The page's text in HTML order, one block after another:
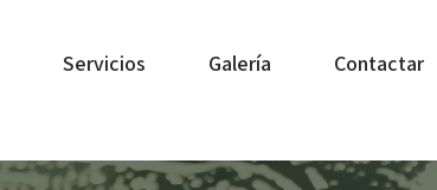
Servicios Galería Contactar